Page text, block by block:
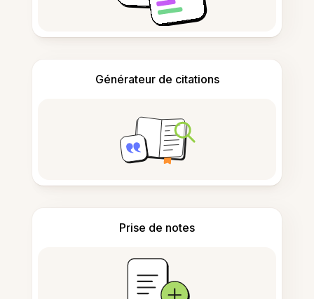
Générateur de citations
Prise de notes